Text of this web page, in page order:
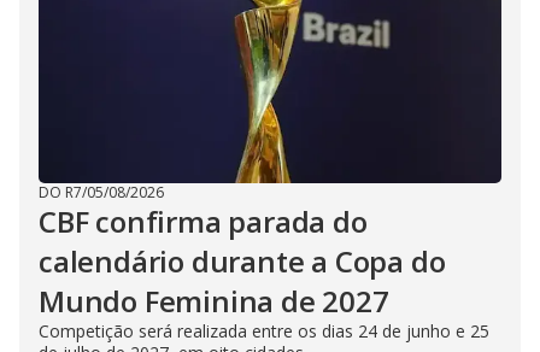
DO R7/05/08/2026
CBF confirma parada do
calendário durante a Copa do
Mundo Feminina de 2027
Competição será realizada entre os dias 24 de junho e 25